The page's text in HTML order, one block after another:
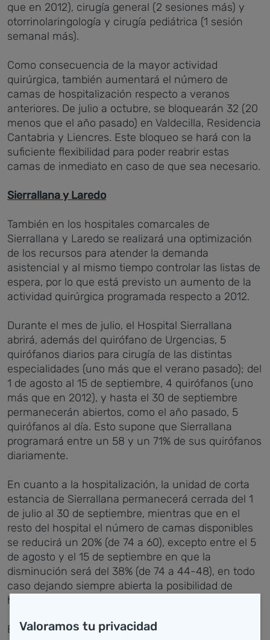
que en 2012), cirugía general (2 sesiones más) y
otorrinolaringología y cirugía pediátrica (1 sesión
semanal más).
Como consecuencia de la mayor actividad
quirúrgica, también aumentará el número de
camas de hospitalización respecto a veranos
anteriores. De julio a octubre, se bloquearán 32 (20
menos que el año pasado) en Valdecilla, Residencia
Cantabria y Liencres. Este bloqueo se hará con la
suficiente flexibilidad para poder reabrir estas
camas de inmediato en caso de que sea necesario.
Sierrallana y Laredo
También en los hospitales comarcales de
Sierrallana y Laredo se realizará una optimización
de los recursos para atender la demanda
asistencial y al mismo tiempo controlar las listas de
espera, por lo que está previsto un aumento de la
actividad quirúrgica programada respecto a 2012.
Durante el mes de julio, el Hospital Sierrallana
abrirá, además del quirófano de Urgencias, 5
quirófanos diarios para cirugía de las distintas
especialidades (uno más que el verano pasado); del
1 de agosto al 15 de septiembre, 4 quirófanos (uno
más que en 2012), y hasta el 30 de septiembre
permanecerán abiertos, como el año pasado, 5
quirófanos al día. Esto supone que Sierrallana
programará entre un 58 y un 71% de sus quirófanos
diariamente.
En cuanto a la hospitalización, la unidad de corta
estancia de Sierrallana permanecerá cerrada del 1
de julio al 30 de septiembre, mientras que en el
resto del hospital el número de camas disponibles
se reducirá un 20% (de 74 a 60), excepto entre el 5
de agosto y el 15 de septiembre en que la
disminución será del 38% (de 74 a 44-48), en todo
caso dejando siempre abierta la posibilidad de
habilitarlas en cuanto sea preciso.
En el Hospital Tres Mares, se reducirá el número de
Valoramos tu privacidad